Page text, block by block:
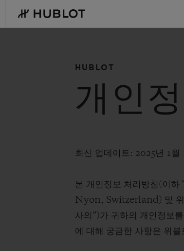
main
content
HUBLOT
개인
최신 업데이트: 2025년 1월
본 개인정보 처리방침(이
Nyon, Switzerland) 및 위
사의”)가 귀하의 개인정보
에 대해 궁금한 사항은 위
최근 검색이 없습니다
신제품
빅뱅
썸머 멀티 컬러 세라